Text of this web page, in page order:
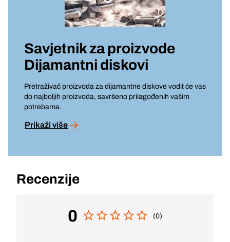
Savjetnik za proizvode
Dijamantni diskovi
Pretraživač proizvoda za dijamantne diskove vodit će vas
do najboljih proizvoda, savršeno prilagođenih vašim
potrebama.
Prikaži više
Recenzije
0 (0)